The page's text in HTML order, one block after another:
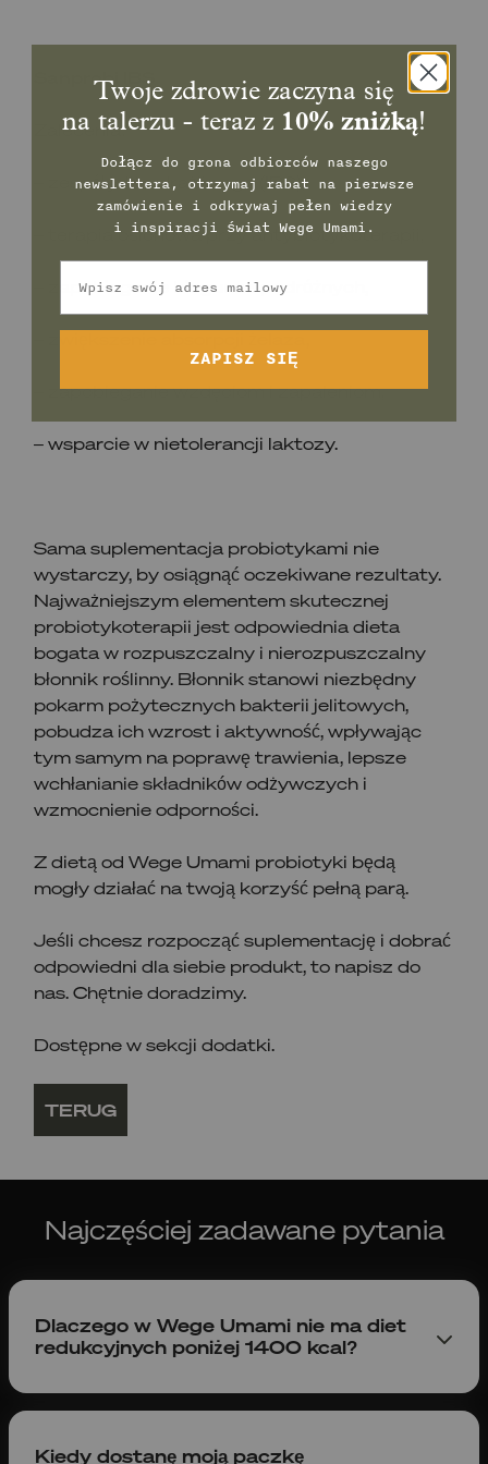
Sanprobi IBS
Zalecenia:
– zespół jelita drażliwego (IBS),
– terapia osłonowa przy antybiotykoterapii,
– zapobieganie biegunce podróżnych,
– zwiększenie absorpcji żelaza,
– zapobieganie wzdęciom i zapaleniom,
– wsparcie w nietolerancji laktozy.
Sama suplementacja probiotykami nie
wystarczy, by osiągnąć oczekiwane rezultaty.
Najważniejszym elementem skutecznej
probiotykoterapii jest odpowiednia dieta
bogata w rozpuszczalny i nierozpuszczalny
błonnik roślinny. Błonnik stanowi niezbędny
pokarm pożytecznych bakterii jelitowych,
pobudza ich wzrost i aktywność, wpływając
tym samym na poprawę trawienia, lepsze
wchłanianie składników odżywczych i
wzmocnienie odporności.
Z dietą od Wege Umami probiotyki będą
mogły działać na twoją korzyść pełną parą.
Jeśli chcesz rozpocząć suplementację i dobrać
odpowiedni dla siebie produkt, to napisz do
nas. Chętnie doradzimy.
Dostępne w sekcji dodatki.
TERUG
Najczęściej zadawane pytania
Dlaczego w Wege Umami nie ma diet
redukcyjnych poniżej 1400 kcal?
kcal są bardzo niskokaloryczne i mogą nie
składników odżywczych potrzebnych do
Kiedy dostanę moją paczkę
Twoje zdrowie zaczyna się
na talerzu - teraz z 10% zniżką!
Dołącz do grona odbiorców naszego
newslettera, otrzymaj rabat na pierwsze
zamówienie i odkrywaj pełen wiedzy
i inspiracji świat Wege Umami.
ZAPISZ SIĘ